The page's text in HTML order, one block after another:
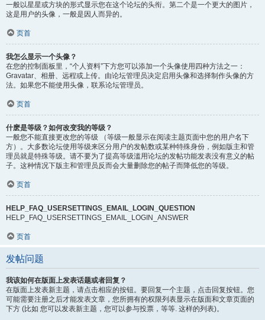
一般以星星或方块的形式显示您在这个论坛的头衔。第二个是一个更大的图片，
这是用户的头像，一般是因人而异的。
页首
我怎么显示一个头像？
在您的控制面板里，“个人资料”下方您可以添加一个头像使用四种方法之一：
Gravatar、相册、远程或上传。由论坛管理员决定启用头像和选择制作头像的方
法。如果您不能使用头像，联系论坛管理员。
页首
什麽是等级？如何改变我的等级？
一般您不能直接更改您的等级 （等级一般显示在阅读主题页面中您的用户名下
方）。大多数论坛使用等级来区分用户的发帖数或某种特殊身份，例如版主和管
理员就是特殊等级。请不要为了提高等级滥用论坛的发帖功能发表没有意义的帖
子。这种情况下版主和管理员反而会大量删除您的帖子而降低您的等级。
页首
HELP_FAQ_USERSETTINGS_EMAIL_LOGIN_QUESTION
HELP_FAQ_USERSETTINGS_EMAIL_LOGIN_ANSWER
页首
发帖问题
我该如何在版面上发表话题或者回复？
在版面上发表新主题，请点击相应的按钮。要回复一个主题，点击回复按钮。您
可能需要注册之后才能发表文章，您所拥有的权限列表显示在版面和文章页面的
下方 (比如 您可以发表新主题，您可以参与投票，等等. 这样的列表)。